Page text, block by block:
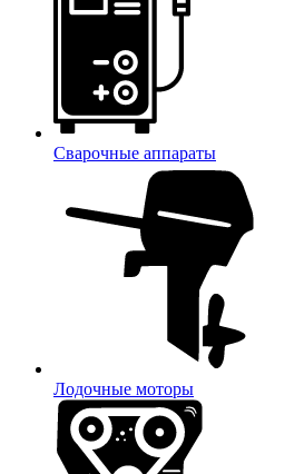
Сварочные аппараты
Лодочные моторы